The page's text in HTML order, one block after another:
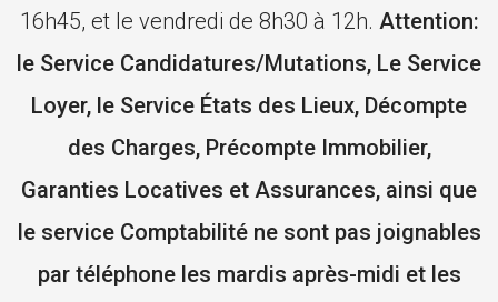
16h45, et le vendredi de 8h30 à 12h. Attention:
le Service Candidatures/Mutations, Le Service
Loyer, le Service États des Lieux, Décompte
des Charges, Précompte Immobilier,
Garanties Locatives et Assurances, ainsi que
le service Comptabilité ne sont pas joignables
par téléphone les mardis après-midi et les